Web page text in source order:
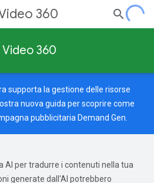
360
360
supporta la gestione delle risorse
nuova guida per scoprire come
pubblicitaria Demand Gen.
AI per tradurre i contenuti nella tua
generate dall'AI potrebbero